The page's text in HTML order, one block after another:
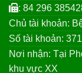
: 84 296
Chủ tài khoản:
Số tài khoản:
Nơi nhận: Tại
khu vực XX